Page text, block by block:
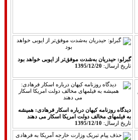
گبرلو: حیدریان به‌شدت موفق‌تر از ایوبی خواهد بود
تاريخ ارسال: 1395/12/20
دیدگاه روزنامه کیهان درباره اسکار فرهادی: همیشه
به فیلمهای مخالف دولت امریکا اسکار می دهند
تاريخ ارسال: 1395/12/10